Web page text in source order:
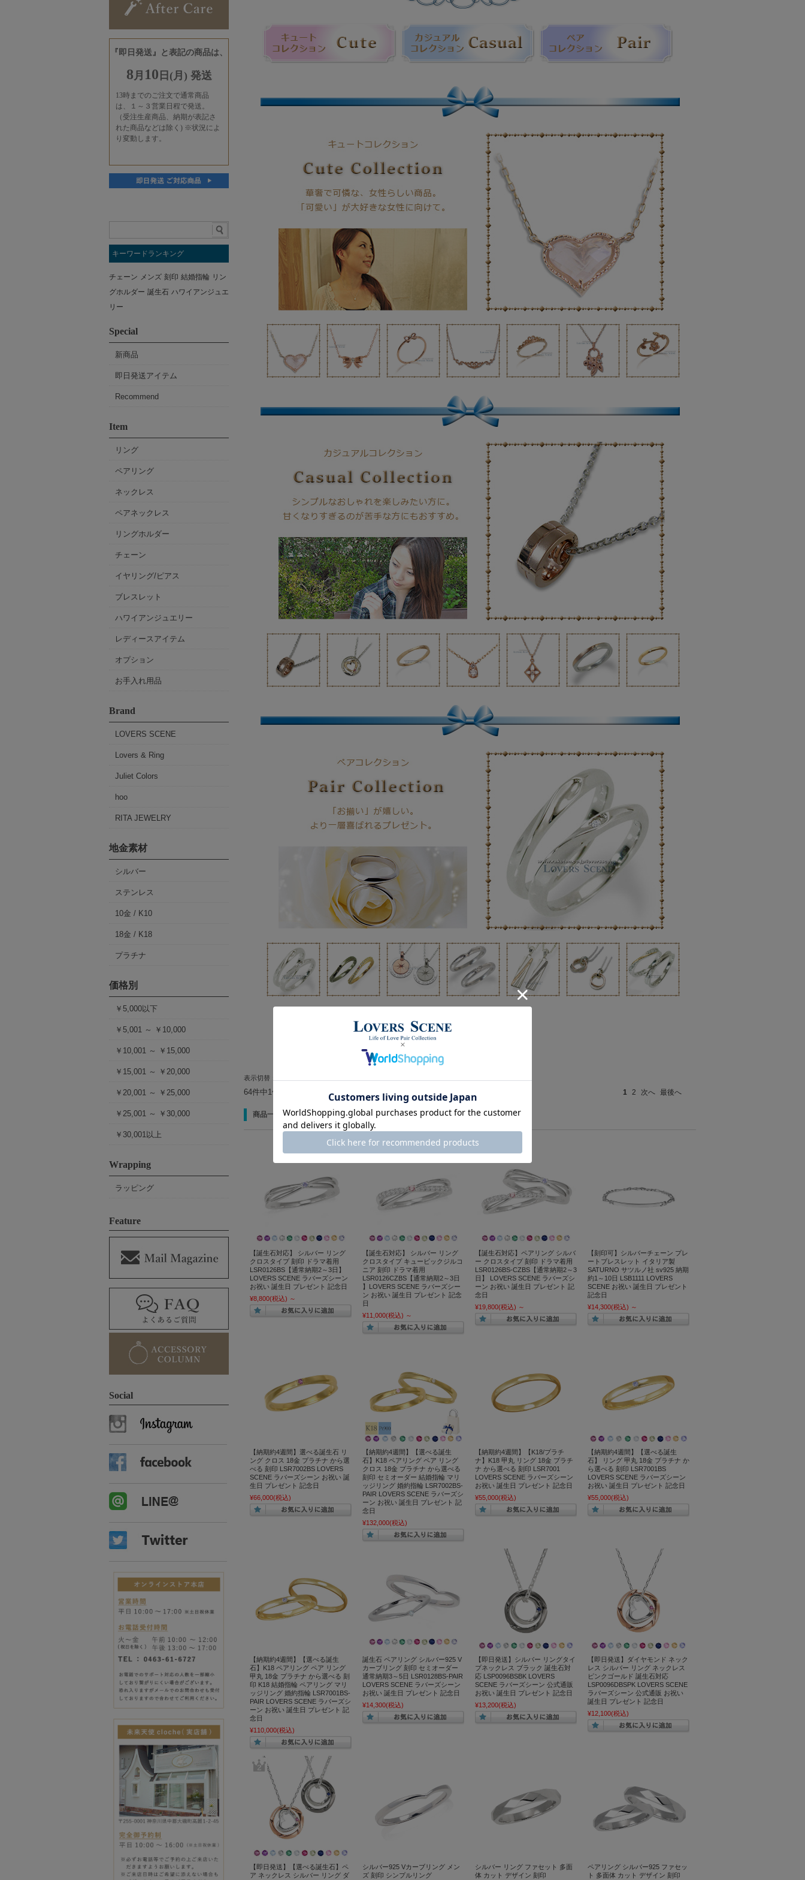
表示切替：
64件中1件～40件を表示 1 2 次へ 最後へ
商品一覧
【誕生石対応】 シルバー リング
クロスタイプ 刻印 ドラマ着用
LSR0126BS【通常納期2～3日】
LOVERS SCENE ラバーズシーン
お祝い 誕生日 プレゼント 記念日
¥8,800(税込) ～
【誕生石対応】 シルバー リング
クロスタイプ キュービックジルコ
ニア 刻印 ドラマ着用
LSR0126CZBS【通常納期2～3日
】LOVERS SCENE ラバーズシー
ン お祝い 誕生日 プレゼント 記念
日
¥11,000(税込) ～
【誕生石対応】ペアリング シルバ
ー クロスタイプ 刻印 ドラマ着用
LSR0126BS-CZBS【通常納期2～3
日】 LOVERS SCENE ラバーズシ
ーン お祝い 誕生日 プレゼント 記
念日
¥19,800(税込) ～
【刻印可】シルバーチェーン プレ
ートブレスレット イタリア製
SATURNO サツルノ社 sv925 納期
約1～10日 LSB1111 LOVERS
SCENE お祝い 誕生日 プレゼント
記念日
¥14,300(税込) ～
【納期約4週間】選べる誕生石 リ
ング クロス 18金 プラチナ から選
べる 刻印 LSR7002BS LOVERS
SCENE ラバーズシーン お祝い 誕
生日 プレゼント 記念日
¥66,000(税込)
【納期約4週間】【選べる誕生
石】K18 ペアリング ペア リング
クロス 18金 プラチナ から選べる
刻印 セミオーダー 結婚指輪 マリ
ッジリング 婚約指輪 LSR7002BS-
PAIR LOVERS SCENE ラバーズシ
ーン お祝い 誕生日 プレゼント 記
念日
¥132,000(税込)
【納期約4週間】【K18/プラチ
ナ】K18 甲丸 リング 18金 プラチ
ナ から選べる 刻印 LSR7001
LOVERS SCENE ラバーズシーン
お祝い 誕生日 プレゼント 記念日
¥55,000(税込)
【納期約4週間】【選べる誕生
石】 リング 甲丸 18金 プラチナ か
ら選べる 刻印 LSR7001BS
LOVERS SCENE ラバーズシーン
お祝い 誕生日 プレゼント 記念日
¥55,000(税込)
【納期約4週間】【選べる誕生
石】K18 ペアリング ペア リング
甲丸 18金 プラチナ から選べる 刻
印 K18 結婚指輪 ペアリング マリ
ッジリング 婚約指輪 LSR7001BS-
PAIR LOVERS SCENE ラバーズシ
ーン お祝い 誕生日 プレゼント 記
念日
¥110,000(税込)
誕生石 ペアリング シルバー925 V
カーブリング 刻印 セミオーダー
通常納期3～5日 LSR0128BS-PAIR
LOVERS SCENE ラバーズシーン
お祝い 誕生日 プレゼント 記念日
¥14,300(税込)
【即日発送】シルバー リングタイ
プネックレス ブラック 誕生石対
応 LSP0096BSBK LOVERS
SCENE ラバーズシーン 公式通販
お祝い 誕生日 プレゼント 記念日
¥13,200(税込)
【即日発送】ダイヤモンド ネック
レス シルバー リング ネックレス
ピンクゴールド 誕生石対応
LSP0096DBSPK LOVERS SCENE
ラバーズシーン 公式通販 お祝い
誕生日 プレゼント 記念日
¥12,100(税込)
【即日発送】【選べる誕生石】ペ
ア ネックレス シルバー リング ダ
シルバー925 Vカーブリング メン
ズ 刻印 シンプルリング
シルバー リング ファセット 多面
体 カット デザイン 刻印
ペアリング シルバー925 ファセッ
ト 多面体 カット デザイン 刻印
キーワードランキング
チェーン メンズ 刻印 結婚指輪 リン
グホルダー 誕生石 ハワイアンジュエ
リー
Special
新商品
即日発送アイテム
Recommend
Item
リング
ペアリング
ネックレス
ペアネックレス
リングホルダー
チェーン
イヤリング/ピアス
ブレスレット
ハワイアンジュエリー
レディースアイテム
オプション
お手入れ用品
Brand
LOVERS SCENE
Lovers & Ring
Juliet Colors
hoo
RITA JEWELRY
地金素材
シルバー
ステンレス
10金 / K10
18金 / K18
プラチナ
価格別
￥5,000以下
￥5,001 ～ ￥10,000
￥10,001 ～ ￥15,000
￥15,001 ～ ￥20,000
￥20,001 ～ ￥25,000
￥25,001 ～ ￥30,000
￥30,001以上
Wrapping
ラッピング
Feature
Social